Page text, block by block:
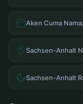
Aken Cuma
Sachsen-Anhalt
Sachsen-Anhalt